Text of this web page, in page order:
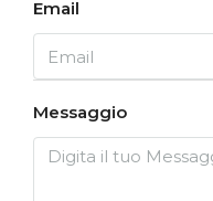
Email
Messaggio